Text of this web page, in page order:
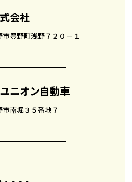
会社
豊野町浅野７２０－１
ニオン自動車
南堀３５番地７